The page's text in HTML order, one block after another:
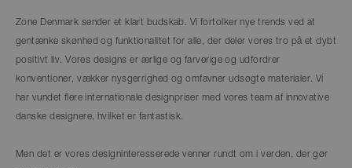
Zone Denmark sender et klart budskab. Vi fortolker nye trends ved at
gentænke skønhed og funktionalitet for alle, der deler vores tro på et dybt
positivt liv. Vores designs er ærlige og farverige og udfordrer
konventioner, vækker nysgerrighed og omfavner udsøgte materialer. Vi
har vundet flere internationale designpriser med vores team af innovative
danske designere, hvilket er fantastisk.
Men det er vores designinteresserede venner rundt om i verden, der gør